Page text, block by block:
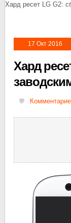
Хард ресет LG G2:
17 Окт 2016
Хард